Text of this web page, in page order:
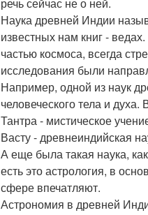
Наука древней Индии
известных нам книг -
частью космоса, всегда
исследования были
Например, одной из наук
человеческого тела и
Тантра - мистическое
Васту - древнеиндийская
А еще была такая наука,
есть это астрология, в
сфере впечатляют.
Астрономия в древней